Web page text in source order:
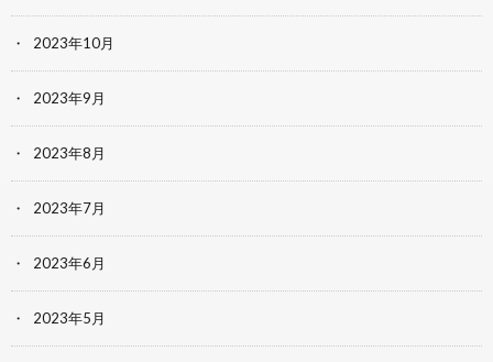
2023年10月
2023年9月
2023年8月
2023年7月
2023年6月
2023年5月